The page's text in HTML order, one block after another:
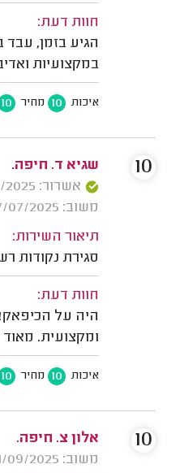
חוות דעת:
הגיע בזמן,
במקצועיות
איכות 10 מחיר 10
שגיא ד. חיפה.
אשרור: 15/09/2025
משוב: 17/07/2025
תיאור השירות:
סגירת נקודות
חוות דעת:
היה על
ומקצועית.
איכות 10 מחיר 10
10
אלון צ. חיפה.
משוב: 01/09/2025
10